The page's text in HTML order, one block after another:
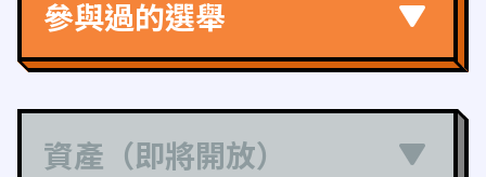
參與過的選舉
資產（即將開放）